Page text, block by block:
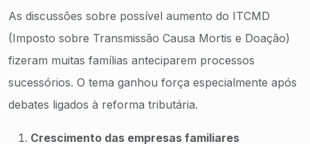
As discussões sobre possível aumento do ITCMD
(Imposto sobre Transmissão Causa Mortis e Doação)
fizeram muitas famílias anteciparem processos
sucessórios. O tema ganhou força especialmente após
debates ligados à reforma tributária.
Crescimento das empresas familiares